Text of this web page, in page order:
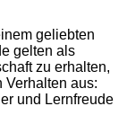
geliebten
gelten als
zu erhalten,
Verhalten aus:
und Lernfreude